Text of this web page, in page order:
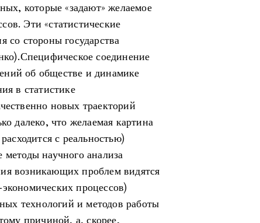
которые «задают» желаемое
Эти «статистические
со стороны государства
соединение
об обществе и динамике
в статистике
новых траекторий
далеко, что желаемая картина
с реальностью)
научного анализа
возникающих проблем видятся
процессов)
технологий и методов работы